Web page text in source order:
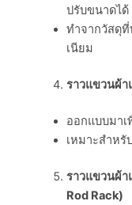
ปรับขนาดได้
ทำจากวัสดุ
เนียม
ราวแขวนผ้า
ออกแบบมา
เหมาะสำห
ราวแขวนผ้า
Rod Rack)